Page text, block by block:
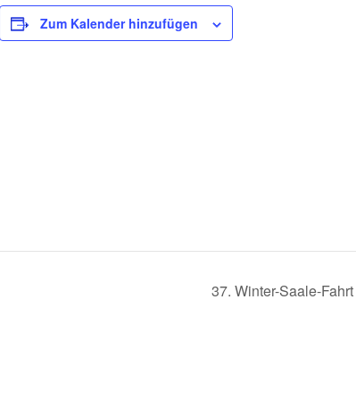
Zum Kalender hinzufügen
37. Winter-Saale-Fahrt